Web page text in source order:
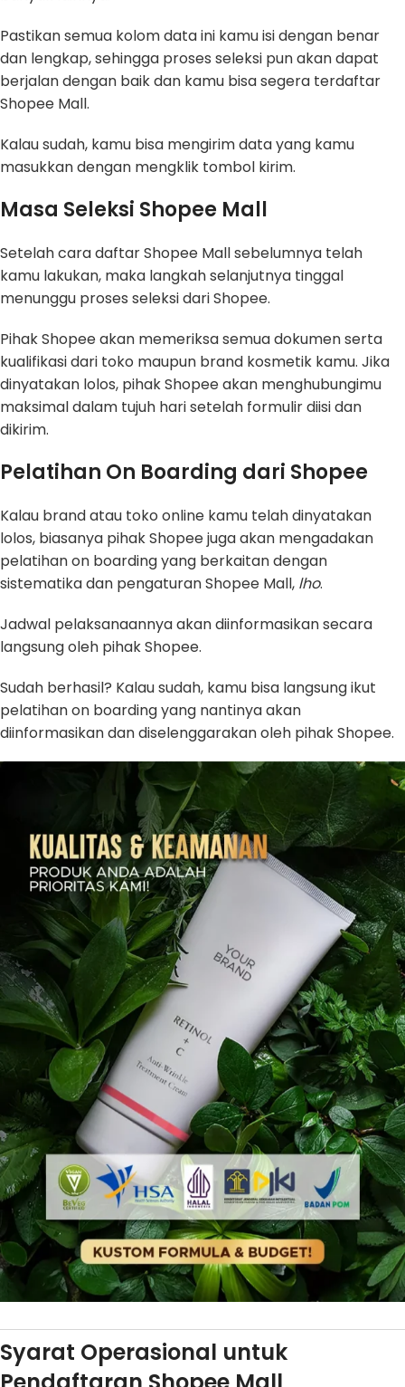
Pastikan semua kolom data ini kamu isi dengan benar
dan lengkap, sehingga proses seleksi pun akan dapat
berjalan dengan baik dan kamu bisa segera terdaftar
Shopee Mall.
Kalau sudah, kamu bisa mengirim data yang kamu
masukkan dengan mengklik tombol kirim.
Masa Seleksi Shopee Mall
Setelah cara daftar Shopee Mall sebelumnya telah
kamu lakukan, maka langkah selanjutnya tinggal
menunggu proses seleksi dari Shopee.
Pihak Shopee akan memeriksa semua dokumen serta
kualifikasi dari toko maupun brand kosmetik kamu. Jika
dinyatakan lolos, pihak Shopee akan menghubungimu
maksimal dalam tujuh hari setelah formulir diisi dan
dikirim.
Pelatihan On Boarding dari Shopee
Kalau brand atau toko online kamu telah dinyatakan
lolos, biasanya pihak Shopee juga akan mengadakan
pelatihan on boarding yang berkaitan dengan
sistematika dan pengaturan Shopee Mall, lho.
Jadwal pelaksanaannya akan diinformasikan secara
langsung oleh pihak Shopee.
Sudah berhasil? Kalau sudah, kamu bisa langsung ikut
pelatihan on boarding yang nantinya akan
diinformasikan dan diselenggarakan oleh pihak Shopee.
Syarat Operasional untuk